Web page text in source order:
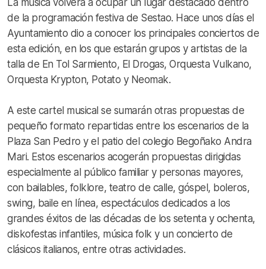
La música volverá a ocupar un lugar destacado dentro
de la programación festiva de Sestao. Hace unos días el
Ayuntamiento dio a conocer los principales conciertos de
esta edición, en los que estarán grupos y artistas de la
talla de En Tol Sarmiento, El Drogas, Orquesta Vulkano,
Orquesta Krypton, Potato y Neomak.
A este cartel musical se sumarán otras propuestas de
pequeño formato repartidas entre los escenarios de la
Plaza San Pedro y el patio del colegio Begoñako Andra
Mari. Estos escenarios acogerán propuestas dirigidas
especialmente al público familiar y personas mayores,
con bailables, folklore, teatro de calle, góspel, boleros,
swing, baile en línea, espectáculos dedicados a los
grandes éxitos de las décadas de los setenta y ochenta,
diskofestas infantiles, música folk y un concierto de
clásicos italianos, entre otras actividades.